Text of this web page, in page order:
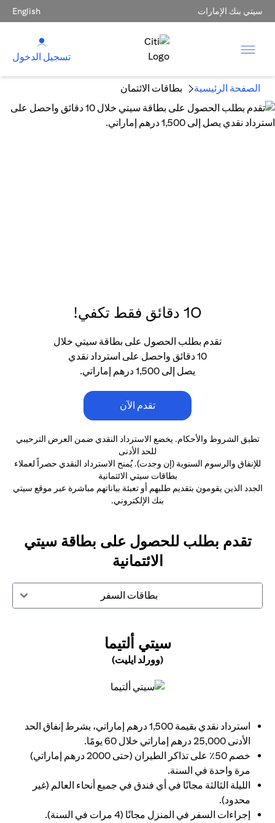
سيتي بنك الإمارات English
تسجيل الدخول
الصفحة الرئيسية بطاقات الائتمان
10 دقائق فقط تكفي!
تقدم بطلب الحصول على بطاقة سيتي خلال
10 دقائق واحصل على استرداد نقدي
يصل إلى 1,500 درهم إماراتي.
تقدم الآن
تطبق الشروط والأحكام. يخضع الاسترداد النقدي ضمن العرض الترحيبي
للحد الأدنى
للإنفاق والرسوم السنوية (إن وجدت). يُمنح الاسترداد النقدي حصراً لعملاء
بطاقات سيتي الائتمانية
الجدد الذين يقومون بتقديم طلبهم أو تعبئة بياناتهم مباشرة عبر موقع سيتي
بنك الإلكتروني.
تقدم بطلب للحصول على بطاقة سيتي
الائتمانية
بطاقات السفر
سيتي ألتيما
(وورلد ايليت)
استرداد نقدي بقيمة 1,500 درهم إماراتي، بشرط إنفاق الحد
الأدنى 25,000 درهم إماراتي خلال 60 يومًا.
خصم 50٪ على تذاكر الطيران (حتى 2000 درهم إماراتي)
مرة واحدة في السنة.
الليلة الثالثة مجانًا في أي فندق في جميع أنحاء العالم (غير
محدود).
إجراءات السفر في المنزل مجانًا (4 مرات في السنة).